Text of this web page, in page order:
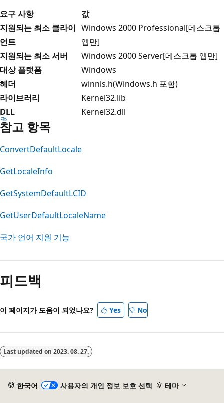
요구 사항
값
지원되는 최소 클라이
언트
Windows 2000 Professional[데스크톱
앱만]
지원되는 최소 서버
Windows 2000 Server[데스크톱 앱만]
대상 플랫폼
Windows
헤더
winnls.h(Windows.h 포함)
라이브러리
Kernel32.lib
DLL
Kernel32.dll
참고 항목
ConvertDefaultLocale
GetLocaleInfo
GetSystemDefaultLCID
GetUserDefaultLocaleName
국가 언어 지원 기능
기
모
사
안
함
피드백
이 페이지가 도움이 되었나요? Yes No
Last updated on 2023. 08. 27.
한국어 사용자의 개인 정보 보호 선택 테마